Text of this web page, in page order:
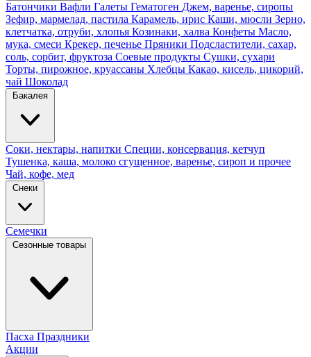
Батончики Вафли Галеты Гематоген Джем, варенье, сиропы
Зефир, мармелад, пастила Карамель, ирис Каши, мюсли Зерно,
клетчатка, отруби, хлопья Козинаки, халва Конфеты Масло,
мука, смеси Крекер, печенье Пряники Подсластители, сахар,
соль, сорбит, фруктоза Соевые продукты Сушки, сухари
Торты, пирожное, круассаны Хлебцы Какао, кисель, цикорий,
чай Шоколад
Бакалея
Соки, нектары, напитки Специи, консервация, кетчуп
Тушенка, каша, молоко сгущенное, варенье, сироп и прочее
Чай, кофе, мед
Снеки
Семечки
Сезонные товары
Пасха Праздники
Акции